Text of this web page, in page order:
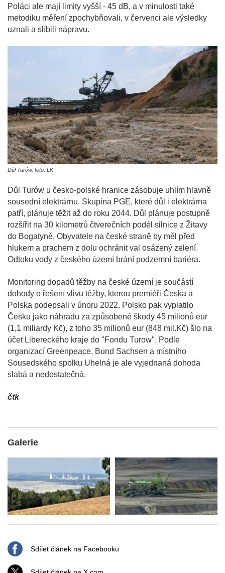
Poláci ale mají limity vyšší - 45 dB, a v minulosti také
metodiku měření zpochybňovali, v červenci ale výsledky
uznali a slíbili nápravu.
Důl Turów, foto: LK
Důl Turów u česko-polské hranice zásobuje uhlím hlavně
sousední elektrárnu. Skupina PGE, které důl i elektrárna
patří, plánuje těžit až do roku 2044. Důl plánuje postupně
rozšířit na 30 kilometrů čtverečních podél silnice z Žitavy
do Bogatyně. Obyvatele na české straně by měl před
hlukem a prachem z dolu ochránit val osázený zelení.
Odtoku vody z českého území brání podzemní bariéra.
Monitoring dopadů těžby na české území je součástí
dohody o řešení vlivu těžby, kterou premiéři Česka a
Polska podepsali v únoru 2022. Polsko pak vyplatilo
Česku jako náhradu za způsobené škody 45 milionů eur
(1,1 miliardy Kč), z toho 35 milionů eur (848 mil.Kč) šlo na
účet Libereckého kraje do "Fondu Turow". Podle
organizací Greenpeace, Bund Sachsen a místního
Sousedského spolku Uhelná je ale vyjednaná dohoda
slabá a nedostatečná.
čtk
Galerie
Sdílet článek na Facebooku